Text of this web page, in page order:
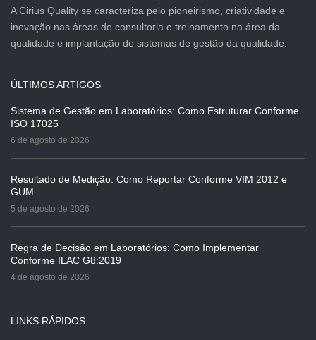
A Cirius Quality se caracteriza pelo pioneirismo, criatividade e
inovação nas áreas de consultoria e treinamento na área da
qualidade e implantação de sistemas de gestão da qualidade.
ÚLTIMOS ARTIGOS
Sistema de Gestão em Laboratórios: Como Estruturar Conforme
ISO 17025
6 de agosto de 2026
Resultado de Medição: Como Reportar Conforme VIM 2012 e
GUM
5 de agosto de 2026
Regra de Decisão em Laboratórios: Como Implementar
Conforme ILAC G8:2019
4 de agosto de 2026
LINKS RÁPIDOS